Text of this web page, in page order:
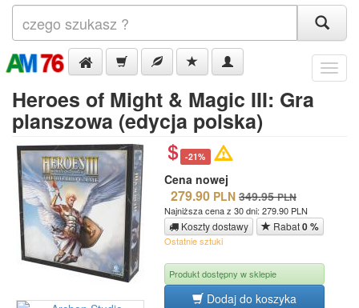
Menu
Heroes of Might & Magic III: Gra
planszowa (edycja polska)
-21%
Cena nowej
279.90 PLN 349.95 PLN
Najniższa cena z 30 dni: 279.90 PLN
Koszty dostawy Rabat0 %
Ostatnie sztuki
Produkt dostępny w sklepie
Dodaj do koszyka